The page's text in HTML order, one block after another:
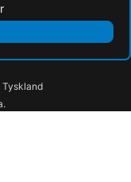
Tyskland